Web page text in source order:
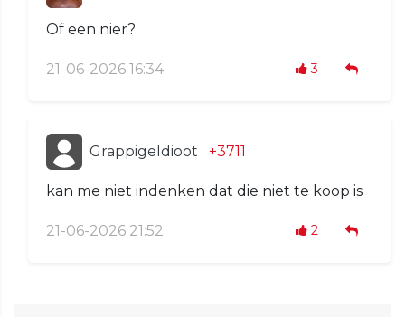
Of een nier?
21-06-2026 16:34 3
GrappigeIdioot +3711
kan me niet indenken dat die niet te koop is
21-06-2026 21:52 2